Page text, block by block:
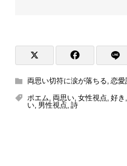
両思い切符に涙が落ちる, 恋愛
ポエム, 両思い, 女性視点, 好き ,
い, 男性視点, 詩